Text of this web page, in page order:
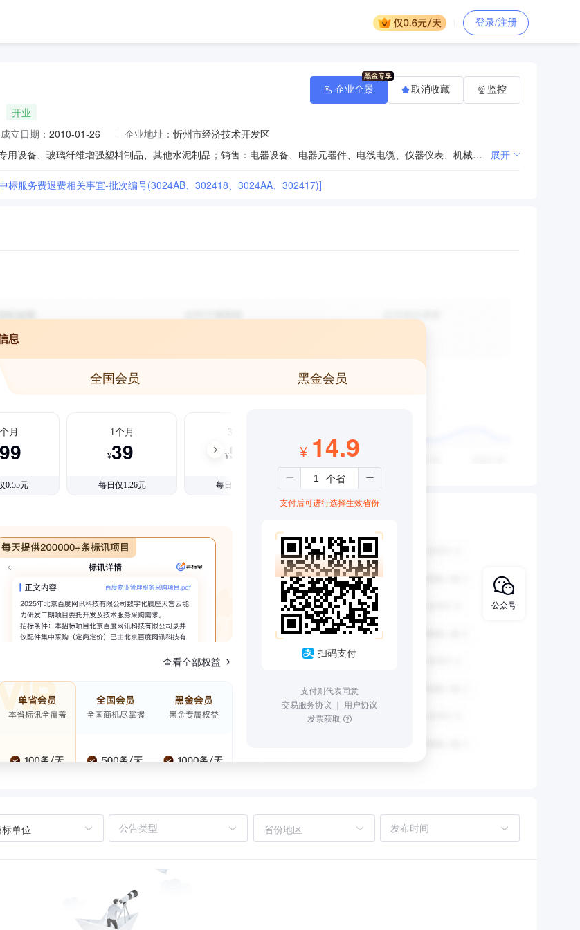
登录/注册
开业
成立日期： 2010-01-26 企业地址：忻州市经济技术开发区
生产：低压电器设备、输配电设备、电站专用设备、玻璃纤维增强塑料制品、其他水泥制品；销售：电器设备、电器元器件、电线电缆、仪器仪表、机械设备、五金产品、化工产品（不含危险品）、绝缘材料、橡胶制品、通讯设备、电子产品。***（国家、法律法规禁止的除外、须经国家审批的经国家审批后方可经营，须许可经营的在许可证有效期内经营） 展开
标服务费退费相关事宜-批次编号(3024AB、302418、3024AA、302417)]
企业全景 取消收藏 监控
息
全国会员 黑金会员
月
0.55元
1个月
¥39
每日仅1.26元
3个月
¥99
每日仅1.08元
查看全部权益
¥ 14.9
支付后可进行选择生效省份
扫码支付
支付则代表同意
交易服务协议 ｜ 用户协议
发票获取
单位 省份地区
公众号